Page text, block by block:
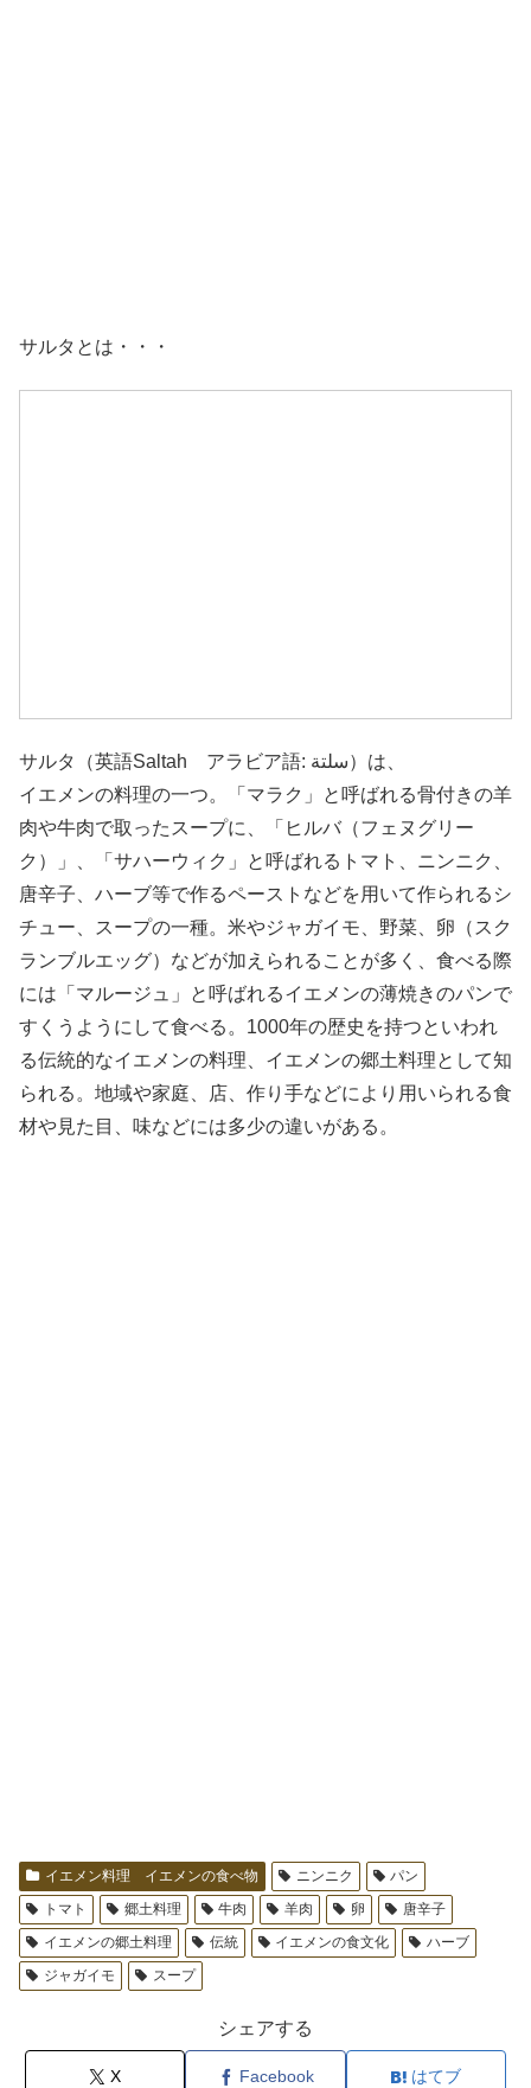
サルタとは・・・
サルタ（英語Saltah アラビア語: سلتة‎）は、
イエメンの料理の一つ。「マラク」と呼ばれる骨付きの羊
肉や牛肉で取ったスープに、「ヒルバ（フェヌグリー
ク）」、「サハーウィク」と呼ばれるトマト、ニンニク、
唐辛子、ハーブ等で作るペーストなどを用いて作られるシ
チュー、スープの一種。米やジャガイモ、野菜、卵（スク
ランブルエッグ）などが加えられることが多く、食べる際
には「マルージュ」と呼ばれるイエメンの薄焼きのパンで
すくうようにして食べる。1000年の歴史を持つといわれ
る伝統的なイエメンの料理、イエメンの郷土料理として知
られる。地域や家庭、店、作り手などにより用いられる食
材や見た目、味などには多少の違いがある。
イエメン料理 イエメンの食べ物 ニンニク
パン
トマト
郷土料理 牛肉 羊肉 卵
唐辛子
イエメンの郷土料理
伝統 イエメンの食文化
ハーブ
ジャガイモ
スープ
シェアする
X Facebook はてブ